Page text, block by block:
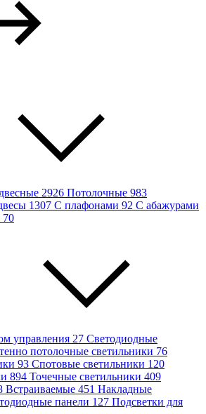
2926 Потолочные 983
1307 С плафонами 92 С абажурами
70
управления 27 Светодиодные
потолочные светильники 76
93 Спотовые светильники 120
894 Точечные светильники 409
Встраиваемые 451 Накладные
панели 127 Подсветки для